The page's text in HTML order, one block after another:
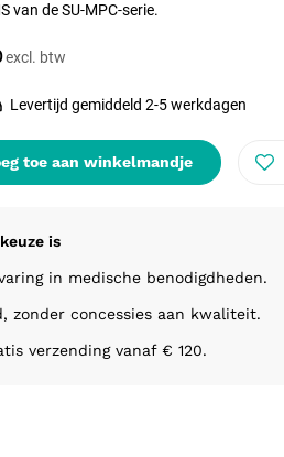
toe aan winkelmandje
is
in medische benodigdheden.
zonder concessies aan kwaliteit.
verzending vanaf € 120.
Levertijd gemiddeld 2-5 werkdagen
van de SU-MPC-serie.